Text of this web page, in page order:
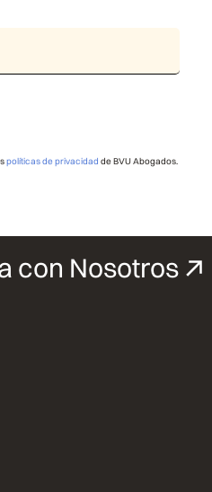
políticas de privacidad de BVU Abogados.
con Nosotros